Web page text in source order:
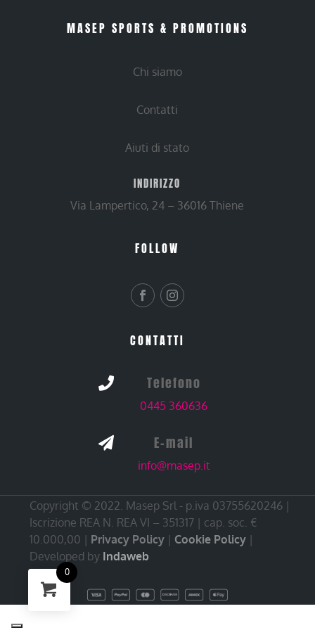
MASEP SPORTS & PROMOTIONS
Chi siamo
Contatti
Aiuti di stato
INDIRIZZO
Via Lampertico, 24 – 36016 Thiene
FOLLOW
CONTATTI
 Telefono
0445 360636
 E-mail
info@masep.it
Copyright © 2022. Masep Srl - p.iva 03755620246 |
Iscrizione REA N. REA VI – 351317 | cap. soc. €
10.000,00 | Privacy Policy | Cookie Policy |
Developed by Indaweb
0